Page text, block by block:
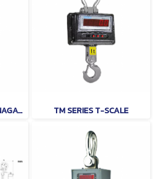
HS-33 Hanging Scales NAGATA TM SERIES T-SCALE